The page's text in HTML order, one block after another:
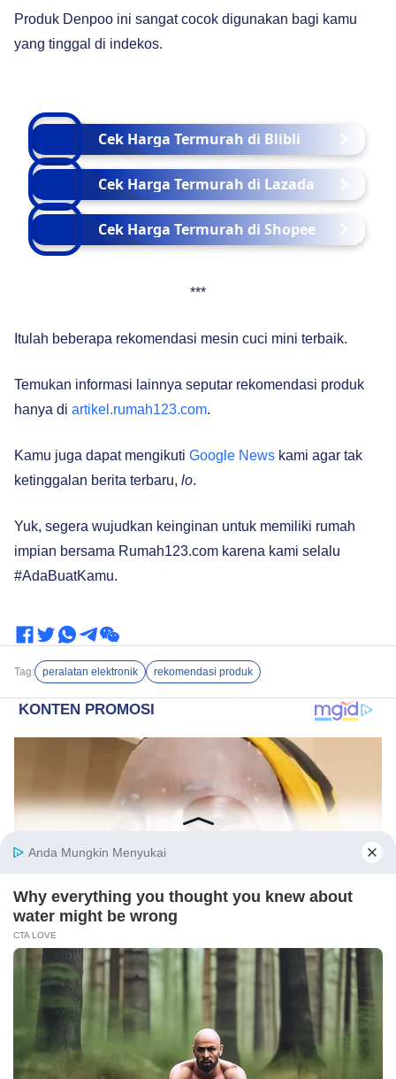
Produk Denpoo ini sangat cocok digunakan bagi kamu
yang tinggal di indekos.
Cek Harga Termurah di Blibli
Cek Harga Termurah di Lazada
Cek Harga Termurah di Shopee
***
Itulah beberapa rekomendasi mesin cuci mini terbaik.
Temukan informasi lainnya seputar rekomendasi produk
hanya di artikel.rumah123.com.
Kamu juga dapat mengikuti Google News kami agar tak
ketinggalan berita terbaru, lo.
Yuk, segera wujudkan keinginan untuk memiliki rumah
impian bersama Rumah123.com karena kami selalu
#AdaBuatKamu.
Tag: peralatan elektronik rekomendasi produk